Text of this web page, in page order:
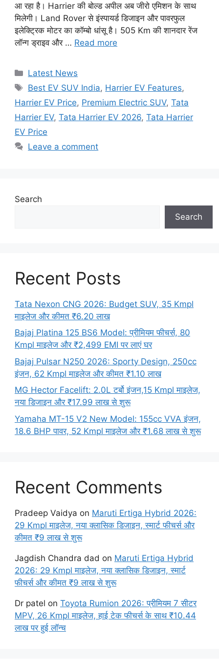
आ रहा है। Harrier की बोल्ड अपील अब जीरो एमिशन के साथ
मिलेगी। Land Rover से इंस्पायर्ड डिजाइन और पावरफुल
इलेक्ट्रिक मोटर का कॉम्बो धांसू है। 505 Km की शानदार रेंज
लॉन्ग ड्राइव और … Read more
Categories
Latest News
Tags
Best EV SUV India, Harrier EV Features,
Harrier EV Price, Premium Electric SUV, Tata
Harrier EV, Tata Harrier EV 2026, Tata Harrier
EV Price
Leave a comment
Search
Search
Recent Posts
Tata Nexon CNG 2026: Budget SUV, 35 Kmpl
माइलेज और कीमत ₹6.20 लाख
Bajaj Platina 125 BS6 Model: प्रीमियम फीचर्स, 80
Kmpl माइलेज और ₹2,499 EMI पर लाएं घर
Bajaj Pulsar N250 2026: Sporty Design, 250cc
इंजन, 62 Kmpl माइलेज और कीमत ₹1.10 लाख
MG Hector Facelift: 2.0L टर्बो इंजन,15 Kmpl माइलेज,
नया डिजाइन और ₹17.99 लाख से शुरू
Yamaha MT-15 V2 New Model: 155cc VVA इंजन,
18.6 BHP पावर, 52 Kmpl माइलेज और ₹1.68 लाख से शुरू
Recent Comments
Pradeep Vaidya on Maruti Ertiga Hybrid 2026:
29 Kmpl माइलेज, नया क्लासिक डिजाइन, स्मार्ट फीचर्स और
कीमत ₹9 लाख से शुरू
Jagdish Chandra dad on Maruti Ertiga Hybrid
2026: 29 Kmpl माइलेज, नया क्लासिक डिजाइन, स्मार्ट
फीचर्स और कीमत ₹9 लाख से शुरू
Dr patel on Toyota Rumion 2026: प्रीमियम 7 सीटर
MPV, 26 Kmpl माइलेज, हाई टेक फीचर्स के साथ ₹10.44
लाख पर हुई लॉन्च